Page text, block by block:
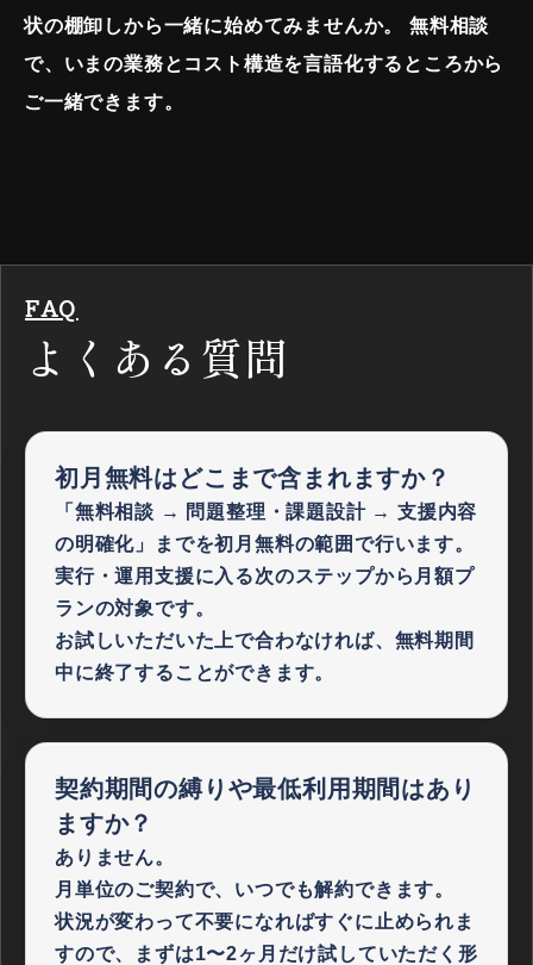
状の棚卸しから一緒に始めてみませんか。
無料相談
で、いまの業務とコスト構造を言語化するところから
ご一緒できます。
FAQ
よくある質問
初月無料は どこまで含まれますか？
「無料相談 → 問題整理・課題設計 → 支援内容
の明確化」までを初月無料の範囲で行います。
実行・運用支援に入る次のステップから月額プ
ランの対象です。
お試しいただいた上で合わなければ、無料期間
中に終了することができます。
契約期間の縛りや最低利用期間はあり
ますか？
ありません。
月単位のご契約で、いつでも解約できます。
状況が変わって不要になればすぐに止められま
すので、まずは1〜2ヶ月だけ試していただく形